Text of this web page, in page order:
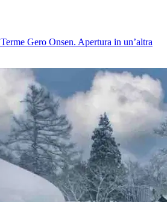
Gero Onsen. Apertura in un’altra